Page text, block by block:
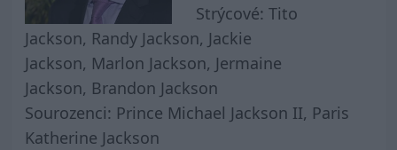
Strýcové: Tito
Jackson, Randy Jackson, Jackie
Jackson, Marlon Jackson, Jermaine
Jackson, Brandon Jackson
Sourozenci: Prince Michael Jackson II, Paris
Katherine Jackson